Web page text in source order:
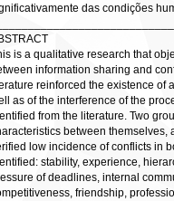
das condições
is a qualitative research that
information sharing and
reinforced the existence of
as of the interference of the
from the literature. Two
between themselves,
low incidence of conflicts in
stability, experience,
of deadlines, internal
friendship,